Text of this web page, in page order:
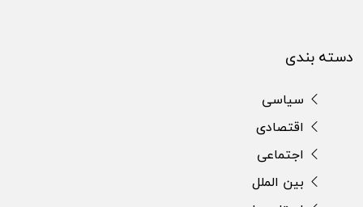
دسته بندی
سیاسی
اقتصادی
اجتماعی
بین الملل